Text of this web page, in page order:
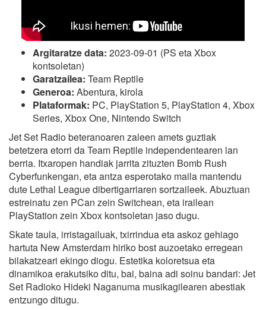
Argitaratze data: 2023-09-01 (PS eta Xbox
kontsoletan)
Garatzailea: Team Reptile
Generoa: Abentura, kirola
Plataformak: PC, PlayStation 5, PlayStation 4, Xbox
Series, Xbox One, Nintendo Switch
Jet Set Radio beteranoaren zaleen amets guztiak
betetzera etorri da Team Reptile independentearen lan
berria. Itxaropen handiak jarrita zituzten Bomb Rush
Cyberfunkengan, eta antza esperotako maila mantendu
dute Lethal League dibertigarriaren sortzaileek. Abuztuan
estreinatu zen PCan zein Switchean, eta irailean
PlayStation zein Xbox kontsoletan jaso dugu.
Skate taula, irristagailuak, txirrindua eta askoz gehiago
hartuta New Amsterdam hiriko bost auzoetako erregean
bilakatzeari ekingo diogu. Estetika koloretsua eta
dinamikoa erakutsiko ditu, bai, baina adi soinu bandari: Jet
Set Radioko Hideki Naganuma musikagilearen abestiak
entzungo ditugu.